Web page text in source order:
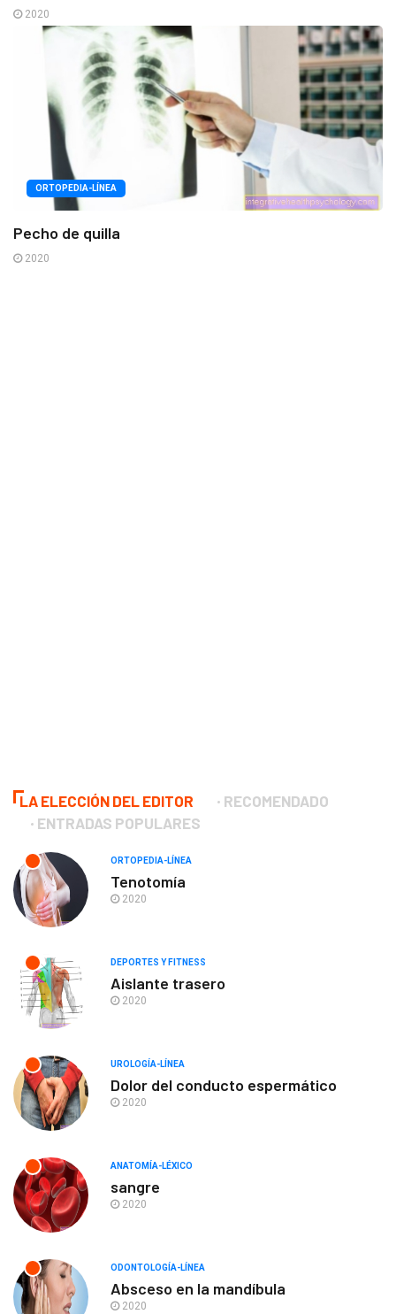
2020
ORTOPEDIA-LÍNEA
Pecho de quilla
2020
LA ELECCIÓN DEL EDITOR
RECOMENDADO
ENTRADAS POPULARES
ORTOPEDIA-LÍNEA
Tenotomía
2020
DEPORTES Y FITNESS
Aislante trasero
2020
UROLOGÍA-LÍNEA
Dolor del conducto espermático
2020
ANATOMÍA-LÉXICO
sangre
2020
ODONTOLOGÍA-LÍNEA
Absceso en la mandíbula
2020